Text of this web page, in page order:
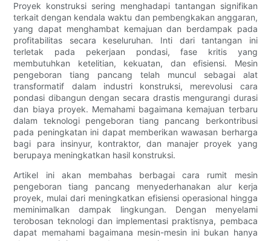
Proyek konstruksi sering menghadapi tantangan signifikan
terkait dengan kendala waktu dan pembengkakan anggaran,
yang dapat menghambat kemajuan dan berdampak pada
profitabilitas secara keseluruhan. Inti dari tantangan ini
terletak pada pekerjaan pondasi, fase kritis yang
membutuhkan ketelitian, kekuatan, dan efisiensi. Mesin
pengeboran tiang pancang telah muncul sebagai alat
transformatif dalam industri konstruksi, merevolusi cara
pondasi dibangun dengan secara drastis mengurangi durasi
dan biaya proyek. Memahami bagaimana kemajuan terbaru
dalam teknologi pengeboran tiang pancang berkontribusi
pada peningkatan ini dapat memberikan wawasan berharga
bagi para insinyur, kontraktor, dan manajer proyek yang
berupaya meningkatkan hasil konstruksi.
Artikel ini akan membahas berbagai cara rumit mesin
pengeboran tiang pancang menyederhanakan alur kerja
proyek, mulai dari meningkatkan efisiensi operasional hingga
meminimalkan dampak lingkungan. Dengan menyelami
terobosan teknologi dan implementasi praktisnya, pembaca
dapat memahami bagaimana mesin-mesin ini bukan hanya